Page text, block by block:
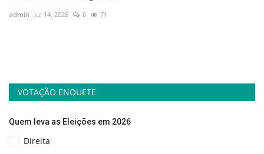
admin Jul 14, 2026 0 71
VOTAÇÃO ENQUETE
Quem leva as Eleições em 2026
Direita